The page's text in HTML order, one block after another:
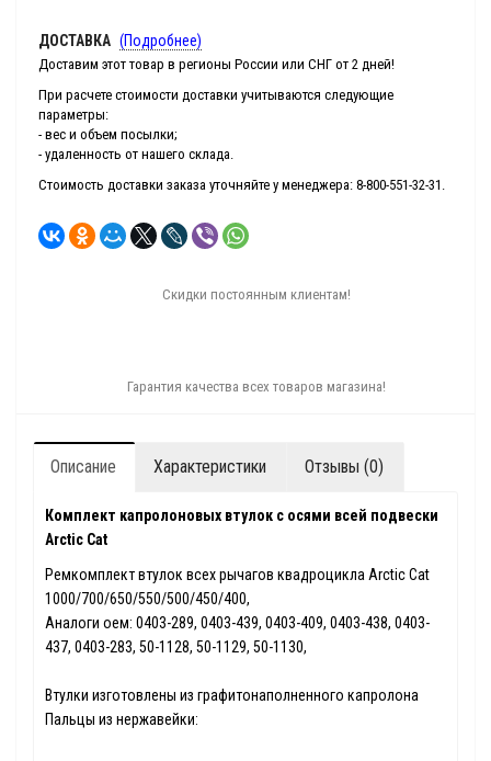
ДОСТАВКА (Подробнее)
Доставим этот товар в регионы России или СНГ от 2 дней!
При расчете стоимости доставки учитываются следующие
параметры:
- вес и объем посылки;
- удаленность от нашего склада.
Стоимость доставки заказа уточняйте у менеджера: 8-800-551-32-31.
Скидки постоянным клиентам!
Гарантия качества всех товаров магазина!
Описание Характеристики Отзывы (0)
Комплект капролоновых втулок с осями всей подвески
Arctic Cat
Ремкомплект втулок всех рычагов квадроцикла Arctic Cat
1000/700/650/550/500/450/400,
Аналоги оем: 0403-289, 0403-439, 0403-409, 0403-438, 0403-
437, 0403-283, 50-1128, 50-1129, 50-1130,
Втулки изготовлены из графитонаполненного капролона
Пальцы из нержавейки: